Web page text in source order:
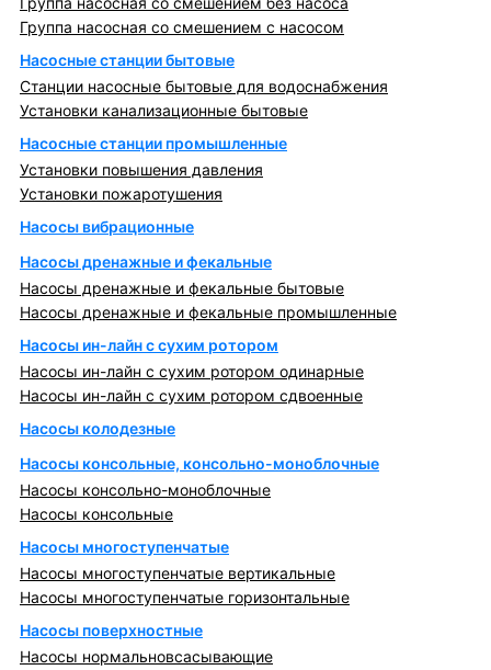
Группа насосная со смешением с насосом
Насосные станции бытовые
Станции насосные бытовые для водоснабжения
Установки канализационные бытовые
Насосные станции промышленные
Установки повышения давления
Установки пожаротушения
Насосы вибрационные
Насосы дренажные и фекальные
Насосы дренажные и фекальные бытовые
Насосы дренажные и фекальные промышленные
Насосы ин-лайн с сухим ротором
Насосы ин-лайн с сухим ротором одинарные
Насосы ин-лайн с сухим ротором сдвоенные
Насосы колодезные
Насосы консольные, консольно-моноблочные
Насосы консольно-моноблочные
Насосы консольные
Насосы многоступенчатые
Насосы многоступенчатые вертикальные
Насосы многоступенчатые горизонтальные
Насосы поверхностные
Насосы нормальновсасывающие